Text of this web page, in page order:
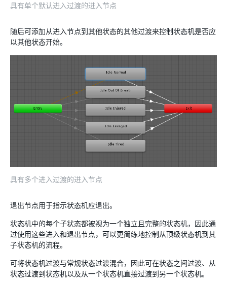
具有单个默认进入过渡的进入节点
随后可添加从进入节点到其他状态的其他过渡来控制状态机是否应
以其他状态开始。
具有多个进入过渡的进入节点
退出节点用于指示状态机应退出。
状态机中的每个子状态都被视为一个独立且完整的状态机，因此通
过使用这些进入和退出节点，可以更简练地控制从顶级状态机到其
子状态机的流程。
可将状态机过渡与常规状态过渡混合，因此可在状态之间过渡、从
状态过渡到状态机以及从一个状态机直接过渡到另一个状态机。